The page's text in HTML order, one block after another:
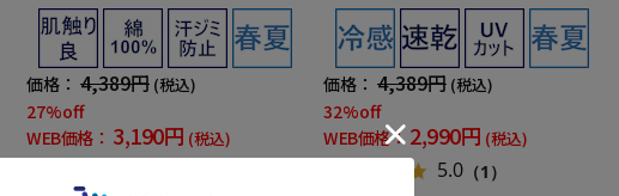
価格： 4,389円 (税込)
27%off
WEB価格： 3,190円 (税込)
価格： 4,389円 (税込)
32%off
WEB価格： 2,990円 (税込)
5.0 （1）